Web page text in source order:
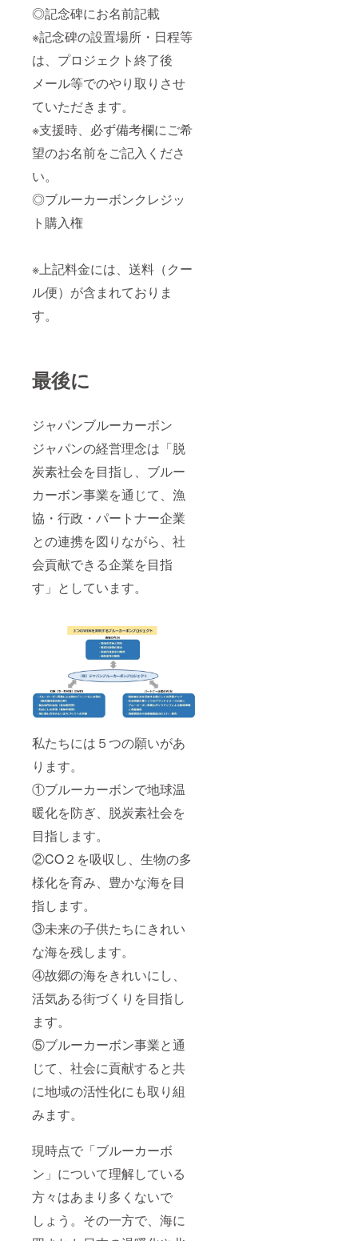
◎記念碑にお名前記載
※記念碑の設置場所・日程等
は、プロジェクト終了後
メール等でのやり取りさせ
ていただきます。
※支援時、必ず備考欄にご希
望のお名前をご記入くださ
い。
◎ブルーカーボンクレジッ
ト購入権
※上記料金には、送料（クー
ル便）が含まれておりま
す。
最後に
ジャパンブルーカーボン
ジャパンの経営理念は「脱
炭素社会を目指し、ブルー
カーボン事業を通じて、漁
協・行政・パートナー企業
との連携を図りながら、社
会貢献できる企業を目指
す」としています。
私たちには５つの願いがあ
ります。
①ブルーカーボンで地球温
暖化を防ぎ、脱炭素社会を
目指します。
②CO２を吸収し、生物の多
様化を育み、豊かな海を目
指します。
③未来の子供たちにきれい
な海を残します。
④故郷の海をきれいにし、
活気ある街づくりを目指し
ます。
⑤ブルーカーボン事業と通
じて、社会に貢献すると共
に地域の活性化にも取り組
みます。
現時点で「ブルーカーボ
ン」について理解している
方々はあまり多くないで
しょう。その一方で、海に